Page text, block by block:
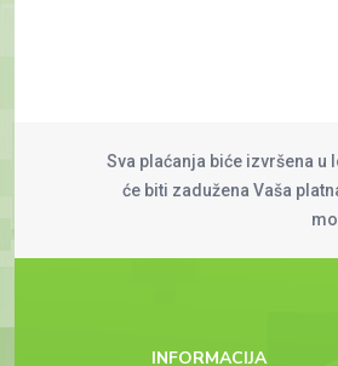
Sva plaćanja biće izvršena
će biti zadužena Vaša
INFORMACIJA